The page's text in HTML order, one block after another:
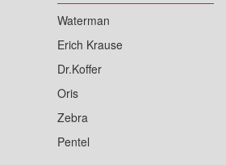
Waterman
Erich Krause
Dr.Koffer
Oris
Zebra
Pentel